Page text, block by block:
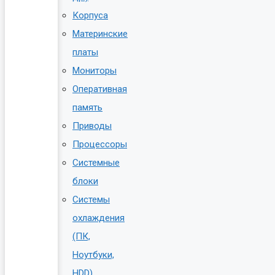
Корпуса
Материнские
платы
Мониторы
Оперативная
память
Приводы
Процессоры
Системные
блоки
Системы
охлаждения
(ПК,
Ноутбуки,